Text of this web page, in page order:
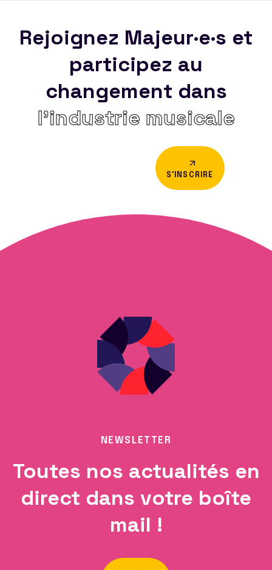
Rejoignez Majeur·e·s et
participez au
changement dans
l’industrie musicale
S'INSCRIRE
NEWSLETTER
Toutes nos actualités en
direct dans votre boîte
mail !